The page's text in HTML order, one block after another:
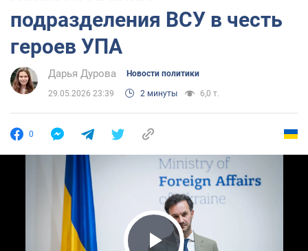
подразделения ВСУ в честь
героев УПА
Дарья Дурова Новости политики
29.05.2026 23:39 2 минуты 6,0 т.
0